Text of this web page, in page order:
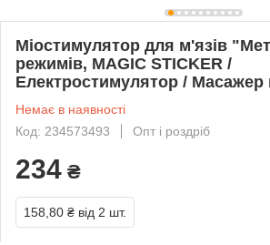
Міостимулятор для м'язів
режимів, MAGIC STICKER /
Електростимулятор / Масажер
Немає в наявності
Код: 234573493
Опт і роздріб
234 ₴
158,80 ₴ від 2 шт.